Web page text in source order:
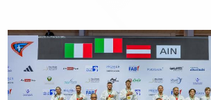
News
Gare e Risultati
Attività
Albi Federali